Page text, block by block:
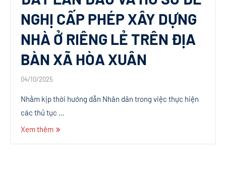
NGHỊ CẤP PHÉP XÂY DỰNG
NHÀ Ở RIÊNG LẺ TRÊN ĐỊA
BÀN XÃ HÒA XUÂN
04/10/2025
Nhằm kịp thời hướng dẫn Nhân dân trong việc thực hiện
các thủ tục …
Xem thêm